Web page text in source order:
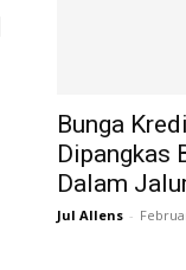
Bunga
Dipangkas
Dalam
Jul Allens -